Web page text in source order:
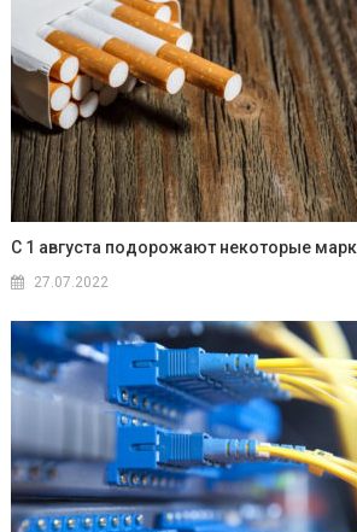
С 1 августа подорожают некоторые
27.07.2022